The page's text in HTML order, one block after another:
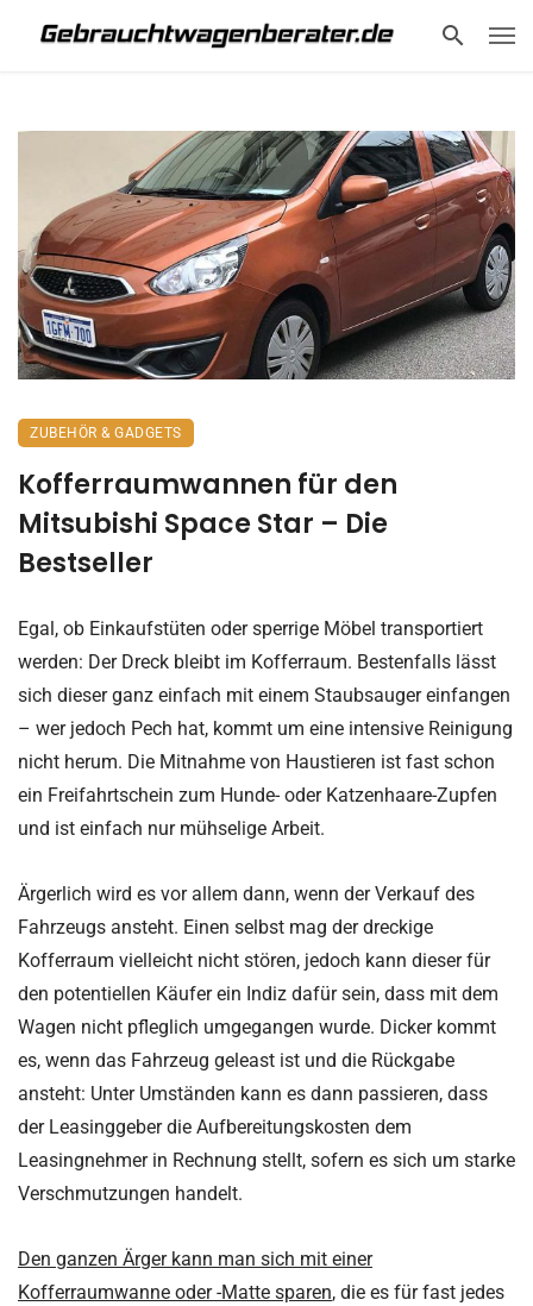
ZUBEHÖR & GADGETS
Kofferraumwannen für den
Mitsubishi Space Star – Die
Bestseller
Egal, ob Einkaufstüten oder sperrige Möbel transportiert
werden: Der Dreck bleibt im Kofferraum. Bestenfalls lässt
sich dieser ganz einfach mit einem Staubsauger einfangen
– wer jedoch Pech hat, kommt um eine intensive Reinigung
nicht herum. Die Mitnahme von Haustieren ist fast schon
ein Freifahrtschein zum Hunde- oder Katzenhaare-Zupfen
und ist einfach nur mühselige Arbeit.
Ärgerlich wird es vor allem dann, wenn der Verkauf des
Fahrzeugs ansteht. Einen selbst mag der dreckige
Kofferraum vielleicht nicht stören, jedoch kann dieser für
den potentiellen Käufer ein Indiz dafür sein, dass mit dem
Wagen nicht pfleglich umgegangen wurde. Dicker kommt
es, wenn das Fahrzeug geleast ist und die Rückgabe
ansteht: Unter Umständen kann es dann passieren, dass
der Leasinggeber die Aufbereitungskosten dem
Leasingnehmer in Rechnung stellt, sofern es sich um starke
Verschmutzungen handelt.
Den ganzen Ärger kann man sich mit einer
Kofferraumwanne oder -Matte sparen, die es für fast jedes